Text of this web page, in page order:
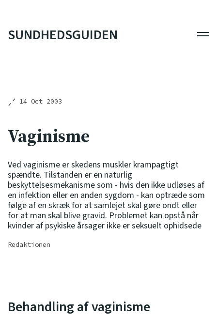
SUNDHEDSGUIDEN
14 Oct 2003
Vaginisme
Ved vaginisme er skedens muskler krampagtigt
spændte. Tilstanden er en naturlig
beskyttelsesmekanisme som - hvis den ikke udløses af
en infektion eller en anden sygdom - kan optræde som
følge af en skræk for at samlejet skal gøre ondt eller
for at man skal blive gravid. Problemet kan opstå når
kvinder af psykiske årsager ikke er seksuelt ophidsede
Redaktionen
Behandling af vaginisme